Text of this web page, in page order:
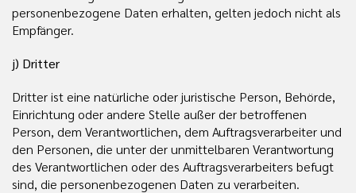
personenbezogene Daten erhalten, gelten jedoch nicht als
Empfänger.
j) Dritter
Dritter ist eine natürliche oder juristische Person, Behörde,
Einrichtung oder andere Stelle außer der betroffenen
Person, dem Verantwortlichen, dem Auftragsverarbeiter und
den Personen, die unter der unmittelbaren Verantwortung
des Verantwortlichen oder des Auftragsverarbeiters befugt
sind, die personenbezogenen Daten zu verarbeiten.